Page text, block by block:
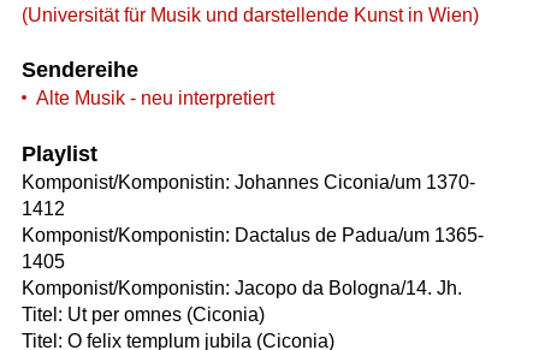
(Universität für Musik und darstellende Kunst in Wien)
Sendereihe
Alte Musik - neu interpretiert
Playlist
Komponist/Komponistin: Johannes Ciconia/um 1370-
1412
Komponist/Komponistin: Dactalus de Padua/um 1365-
1405
Komponist/Komponistin: Jacopo da Bologna/14. Jh.
Titel: Ut per omnes (Ciconia)
Titel: O felix templum jubila (Ciconia)